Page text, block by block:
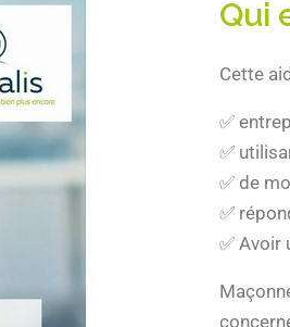
Qui
Cette
✅
✅
✅ de
✅
✅ Avoir